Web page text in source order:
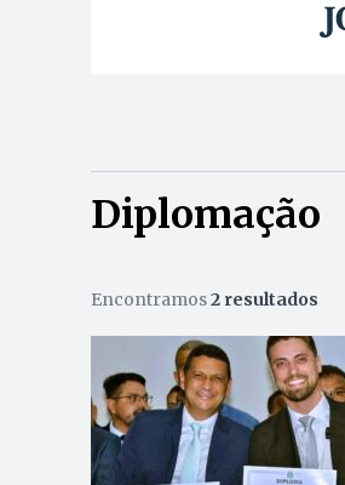
Diplomação
Encontramos2 resultados